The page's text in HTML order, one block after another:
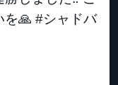
を🙏 #シャドバ